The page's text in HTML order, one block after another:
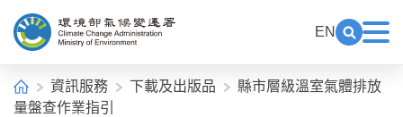
EN
首頁資訊服務 下載及出版品
縣市層級溫室氣體排放
量盤查作業指引